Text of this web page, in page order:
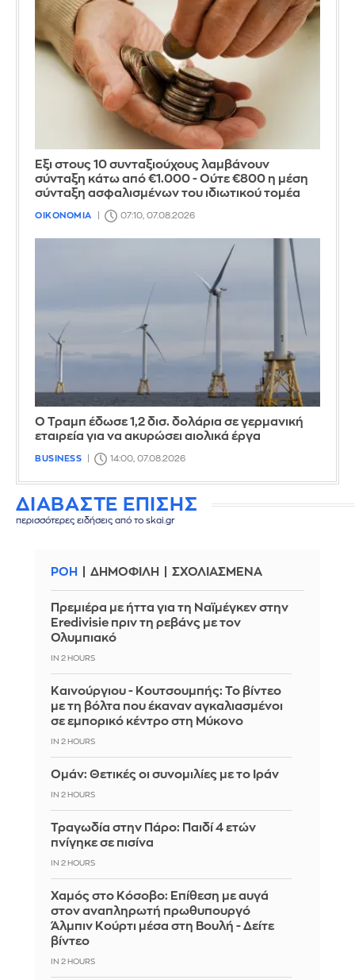
Έξι στους 10 συνταξιούχους λαμβάνουν
σύνταξη κάτω από €1.000 - Ούτε €800 η μέση
σύνταξη ασφαλισμένων του ιδιωτικού τομέα
ΟΙΚΟΝΟΜΙΑ 07:10, 07.08.2026
Ο Τραμπ έδωσε 1,2 δισ. δολάρια σε γερμανική
εταιρεία για να ακυρώσει αιολικά έργα
BUSINESS 14:00, 07.08.2026
ΔΙΑΒΑΣΤΕ ΕΠΙΣΗΣ
περισσότερες ειδήσεις από το skai.gr
ΡΟΗ ΔΗΜΟΦΙΛΗ ΣΧΟΛΙΑΣΜΕΝΑ
Πρεμιέρα με ήττα για τη Ναϊμέγκεν στην
Eredivisie πριν τη ρεβάνς με τον
Ολυμπιακό
IN 2 HOURS
Καινούργιου - Κουτσουμπής: Το βίντεο
με τη βόλτα που έκαναν αγκαλιασμένοι
σε εμπορικό κέντρο στη Μύκονο
IN 2 HOURS
Ομάν: Θετικές οι συνομιλίες με το Ιράν
IN 2 HOURS
Τραγωδία στην Πάρο: Παιδί 4 ετών
πνίγηκε σε πισίνα
IN 2 HOURS
Χαμός στο Κόσοβο: Επίθεση με αυγά
στον αναπληρωτή πρωθυπουργό
Άλμπιν Κούρτι μέσα στη Βουλή - Δείτε
βίντεο
IN 2 HOURS